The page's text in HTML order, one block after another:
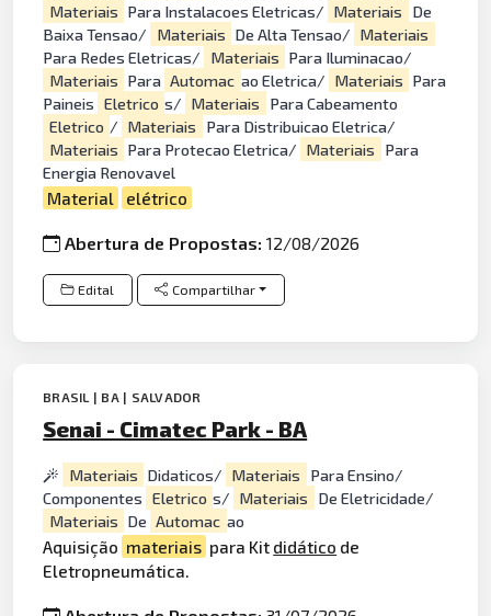
Materiais Para Instalacoes Eletricas/ Materiais
De
Baixa Tensao/
Materiais De Alta Tensao/ Materiais
Para Redes Eletricas/
Materiais Para Iluminacao/
Materiais Para Automac ao Eletrica/ Materiais Para
Paineis Eletrico s/ Materiais
Para Cabeamento
Eletrico / Materiais
Para Distribuicao Eletrica/
Materiais Para Protecao Eletrica/ Materiais
Para
Energia Renovavel
Material elétrico
Abertura de Propostas:12/08/2026
Edital Compartilhar
BRASIL | BA | SALVADOR
Senai - Cimatec Park - BA
Materiais Didaticos/ Materiais
Para Ensino/
Componentes Eletrico s/ Materiais
De Eletricidade/
Materiais De Automac ao
Aquisição materiais para Kit didático de
Eletropneumática.